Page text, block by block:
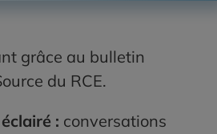
grâce au bulletin
du RCE.
: conversations